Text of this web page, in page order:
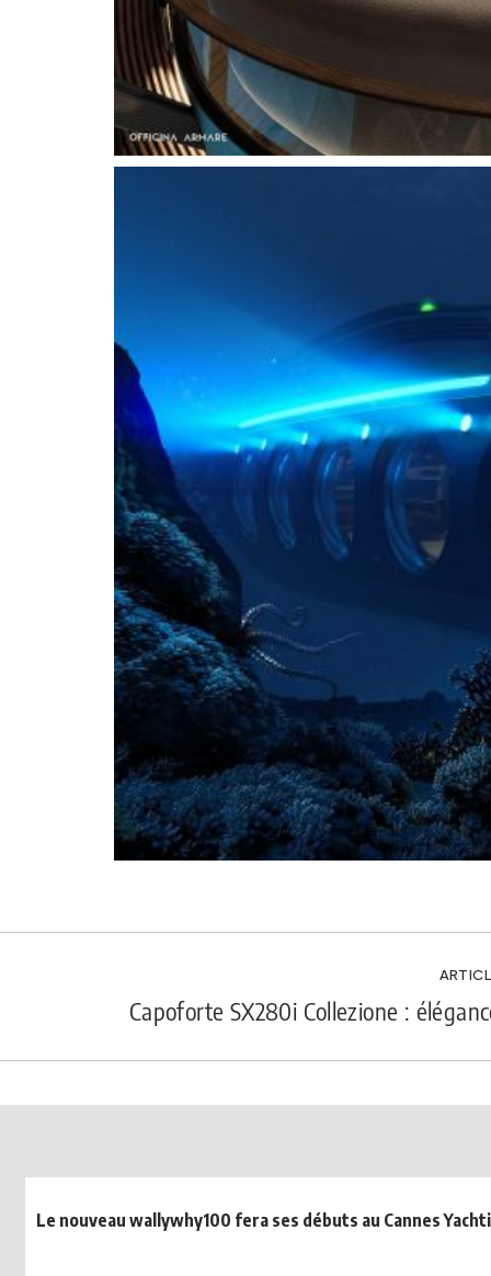
Capoforte SX280i Collezione :
Le nouveau wallywhy100 fera ses débuts au Cannes